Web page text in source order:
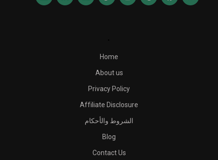
Home
About us
Privacy Policy
Affiliate Disclosure
الشروط والأحكام
Blog
Contact Us